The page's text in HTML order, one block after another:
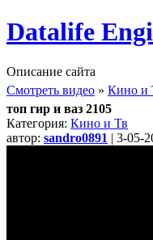
Datalife
Описание сайта
Смотреть видео » Кино и
топ гир и ваз 2105
Категория: Кино и Тв
автор: sandro0891 | 3-05-